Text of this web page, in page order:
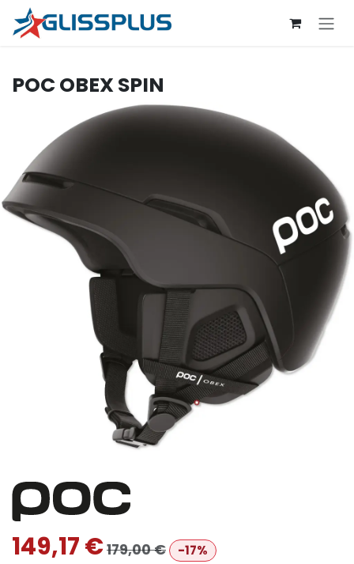
Se rendre au contenu
POCOBEX SPIN
149,17€179,00€ -17%